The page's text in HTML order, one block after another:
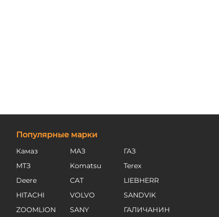
Популярные марки
Камаз МАЗ
ГАЗ
МТЗ
Komatsu
Terex
Deere
CAT
LIEBHERR
HITACHI
VOLVO
SANDVIK
ZOOMLION
SANY ГАЛИЧАНИН